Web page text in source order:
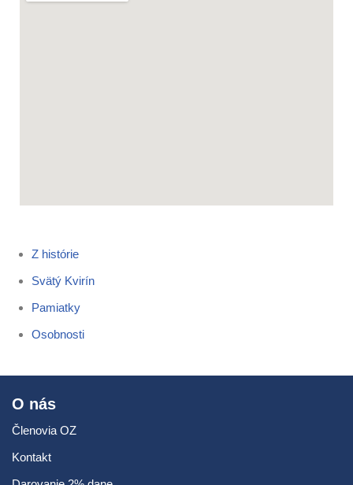
Z histórie
Svätý Kvirín
Pamiatky
Osobnosti
O nás
Členovia OZ
Kontakt